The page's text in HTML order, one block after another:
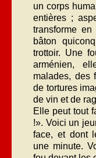
un corps
entières ;
transforme
bâton
trottoir. Une
arménien,
malades, des
de tortures
de vin et de
Elle peut tout
!». Voici un
face, et dont
une minute.